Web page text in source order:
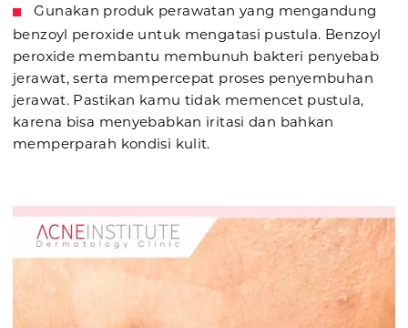
Gunakan produk perawatan yang mengandung
benzoyl peroxide untuk mengatasi pustula. Benzoyl
peroxide membantu membunuh bakteri penyebab
jerawat, serta mempercepat proses penyembuhan
jerawat. Pastikan kamu tidak memencet pustula,
karena bisa menyebabkan iritasi dan bahkan
memperparah kondisi kulit.